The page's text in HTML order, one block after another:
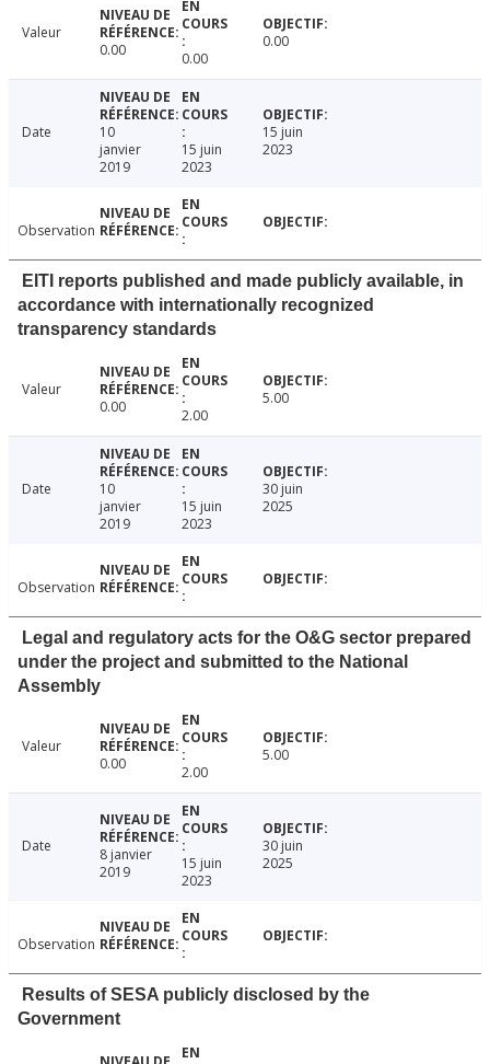
Valeur
0.00
0.00
0.00
Date
10
janvier
2019
15 juin
2023
15 juin
2023
Observation
EITI reports published and made publicly available, in
accordance with internationally recognized
transparency standards
Valeur
0.00
2.00
5.00
Date
10
janvier
2019
15 juin
2023
30 juin
2025
Observation
Legal and regulatory acts for the O&G sector prepared
under the project and submitted to the National
Assembly
Valeur
0.00
2.00
5.00
Date
8 janvier
2019
15 juin
2023
30 juin
2025
Observation
Results of SESA publicly disclosed by the
Government